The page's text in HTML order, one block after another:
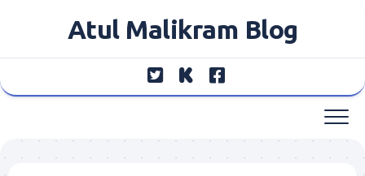
Atul Malikram Blog